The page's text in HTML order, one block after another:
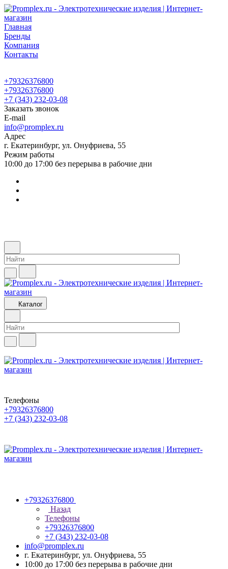
Главная
Бренды
Компания
Контакты
+79326376800
+79326376800
+7 (343) 232-03-08
Заказать звонок
E-mail
info@promplex.ru
Адрес
г. Екатеринбург, ул. Онуфриева, 55
Режим работы
10:00 до 17:00 без перерыва в рабочие дни
Каталог
Телефоны
+79326376800
+7 (343) 232-03-08
+79326376800
Назад
Телефоны
+79326376800
+7 (343) 232-03-08
info@promplex.ru
г. Екатеринбург, ул. Онуфриева, 55
10:00 до 17:00 без перерыва в рабочие дни